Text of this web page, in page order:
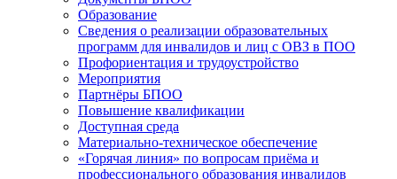
Образование
Сведения о реализации образовательных
программ для инвалидов и лиц с ОВЗ в ПОО
Профориентация и трудоустройство
Мероприятия
Партнёры БПОО
Повышение квалификации
Доступная среда
Материально-техническое обеспечение
«Горячая линия» по вопросам приёма и
профессионального образования инвалидов